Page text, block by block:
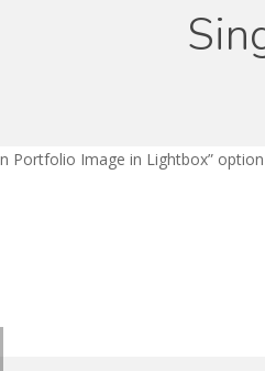
Portfolio Image in Lightbox”